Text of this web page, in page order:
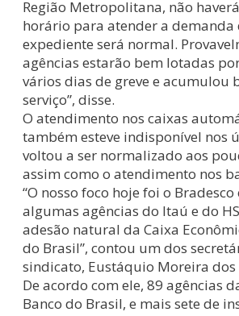
Região Metropolitana, não
horário para atender a demanda
expediente será normal.
agências estarão bem lotadas
vários dias de greve e acumulou
serviço”, disse.
O atendimento nos caixas
também esteve indisponível nos
voltou a ser normalizado aos
assim como o atendimento nos
“O nosso foco hoje foi o Bradesco
algumas agências do Itaú e do
adesão natural da Caixa
do Brasil”, contou um dos
sindicato, Eustáquio Moreira dos
De acordo com ele, 89 agências
Banco do Brasil, e mais sete de